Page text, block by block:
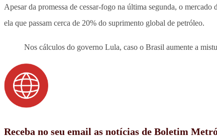
Apesar da promessa de cessar-fogo na última segunda, o
ela que passam cerca de 20% do suprimento global de petróleo.
Nos cálculos do governo Lula, caso o Brasil aumente a
Receba no seu email as notícias de Boletim